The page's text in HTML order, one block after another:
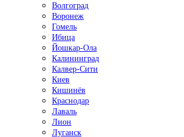
Волгоград
Воронеж
Гомель
Ибица
Йошкар-Ола
Калининград
Калвер-Сити
Киев
Кишинёв
Краснодар
Лаваль
Лион
Луганск